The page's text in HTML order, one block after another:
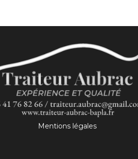
Mentions légales